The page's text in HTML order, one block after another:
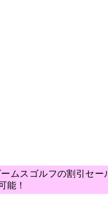
ムスゴルフの割引セ
能！